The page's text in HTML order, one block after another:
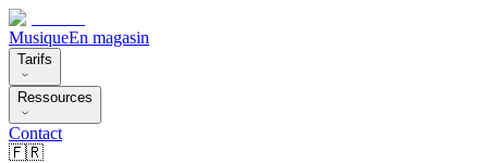
MusiqueEn magasin
Tarifs
Ressources
Contact
🇫🇷